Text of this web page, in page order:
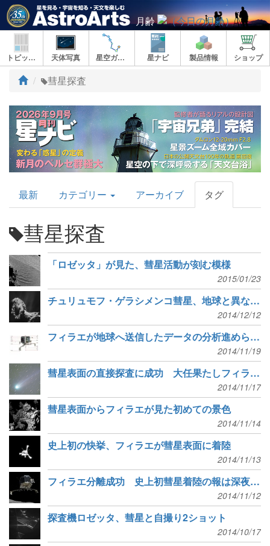
月齢
トピックス 天体写真 星空ガイド 星ナビ 製品情報 ショップ
ト
プ
彗星探査
AstroArts
Topics
最新 カテゴリー アーカイブ タグ
彗星探査
「ロゼッタ」が見た、彗星活動が刻む模様
2015/01/23
チュリュモフ・ゲラシメンコ彗星、地球と異なる水の起源
2014/12/12
フィラエが地球へ送信したデータの分析進められる
2014/11/19
彗星表面の直接探査に成功 大任果たしフィラエ冬眠
2014/11/17
彗星表面からフィラエが見た初めての景色
2014/11/14
史上初の快挙、フィラエが彗星表面に着陸
2014/11/13
フィラエ分離成功 史上初彗星着陸の報は深夜1時ごろ
2014/11/12
探査機ロゼッタ、彗星と自撮り2ショット
2014/10/17